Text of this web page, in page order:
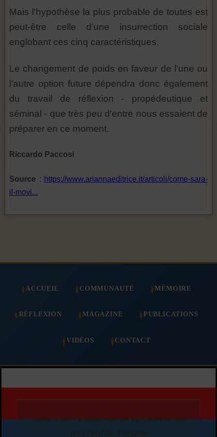
Mais l'hypothèse la plus probable de toutes est
peut-être celle d'une insurrection sociale
englobant ces cinq caractéristiques.
Le changement de poids en faveur de l'une ou
l'autre option future dépendra donc également
du travail de réflexion - propédeutique et
séminal - que très peu d'entre nous essaient de
préparer en ce moment.
Riccardo Paccosi
Source : https://www.ariannaeditrice.it/articoli/come-sara-
il-movi...
ACCUEIL COMMUNAUTÉ MÉMOIRE
RÉFLEXION MAGAZINE PUBLICATIONS
VIDÉOS CONTACT
Copie d'article autorisée en affichant le lien
vers l'article d'origine